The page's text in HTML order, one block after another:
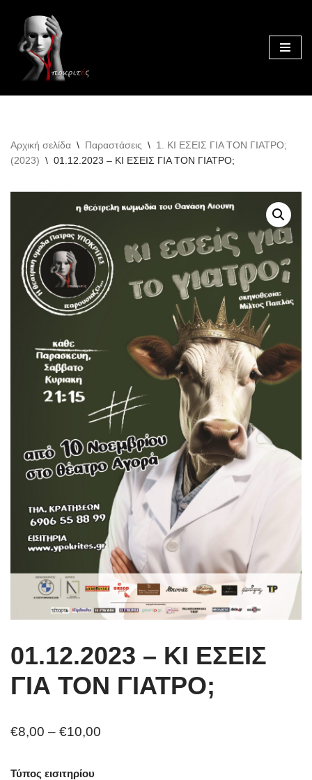
Μεταπηδήστε
στο
περιεχόμενο
Αρχική σελίδα \ Παραστάσεις \ 1. ΚΙ ΕΣΕΙΣ ΓΙΑ ΤΟΝ ΓΙΑΤΡΟ;
(2023) \ 01.12.2023 – ΚΙ ΕΣΕΙΣ ΓΙΑ ΤΟΝ ΓΙΑΤΡΟ;
01.12.2023 – ΚΙ ΕΣΕΙΣ
ΓΙΑ ΤΟΝ ΓΙΑΤΡΟ;
€8,00 – €10,00
Τύπος εισιτηρίου